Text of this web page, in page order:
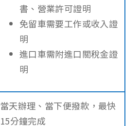
書、營業許可證明
免留車需要工作或收入證
明
進口車需附進口關稅金證
明
當天辦理、當下便撥款，最快
15分鐘完成